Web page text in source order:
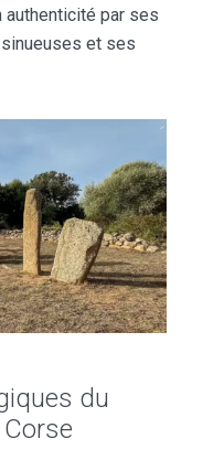
authenticité par ses
et ses
du